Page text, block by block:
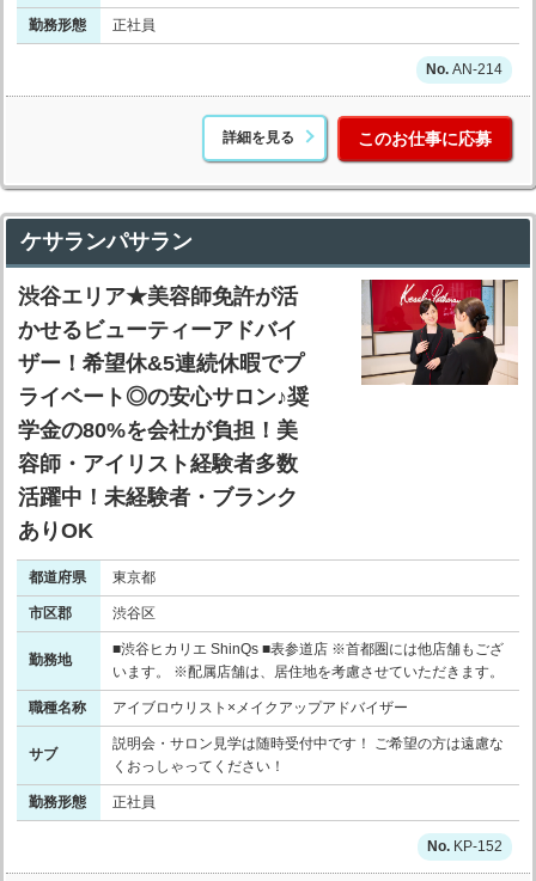
勤務形態 正社員
AN-214
詳細を見る このお仕事に応募
ケサランパサラン
渋谷エリア★美容師免許が活
かせるビューティーアドバイ
ザー！希望休&5連続休暇でプ
ライベート◎の安心サロン♪奨
学金の80%を会社が負担！美
容師・アイリスト経験者多数
活躍中！未経験者・ブランク
ありOK
都道府県 東京都
市区郡 渋谷区
勤務地
■渋谷ヒカリエ ShinQs ■表参道店 ※首都圏には他店舗もござ
います。 ※配属店舗は、居住地を考慮させていただきます。
職種名称 アイブロウリスト×メイクアップアドバイザー
サブ
説明会・サロン見学は随時受付中です！ ご希望の方は遠慮な
くおっしゃってください！
勤務形態 正社員
KP-152